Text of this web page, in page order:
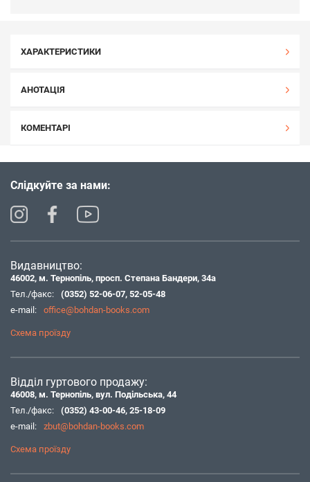
ХАРАКТЕРИСТИКИ
АНОТАЦІЯ
КОМЕНТАРІ
Слідкуйте за нами:
Видавництво:
46002, м. Тернопіль, просп. Степана Бандери, 34а
Тел./факс:
(0352) 52-06-07, 52-05-48
e-mail:
office@bohdan-books.com
Схема проїзду
Відділ гуртового продажу:
46008, м. Тернопіль, вул. Подільська, 44
Тел./факс:
(0352) 43-00-46, 25-18-09
e-mail:
zbut@bohdan-books.com
Схема проїзду